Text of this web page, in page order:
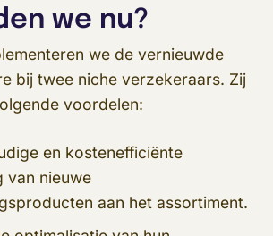
we nu?
we de vernieuwde
bij twee niche verzekeraars. Zij
voordelen:
en kostenefficiënte
van nieuwe
aan het assortiment.